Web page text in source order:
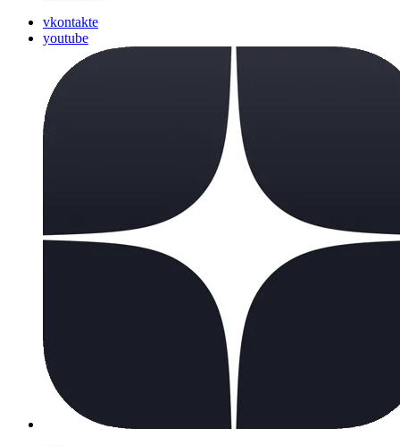
vkontakte
youtube